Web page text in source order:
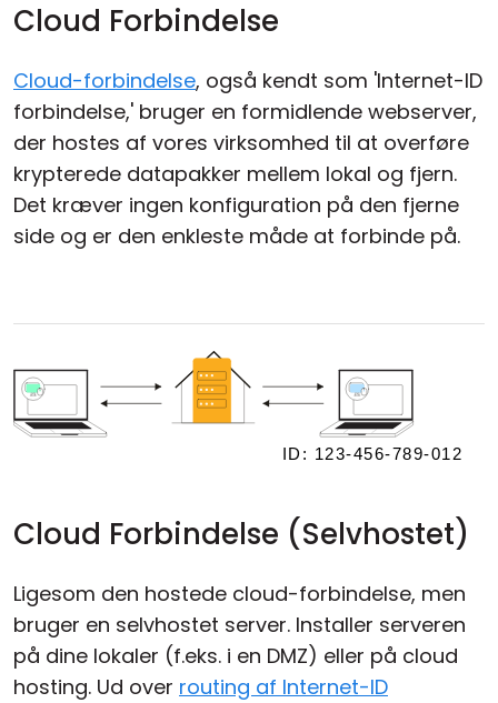
Cloud Forbindelse
Cloud-forbindelse, også kendt som 'Internet-ID
forbindelse,' bruger en formidlende webserver,
der hostes af vores virksomhed til at overføre
krypterede datapakker mellem lokal og fjern.
Det kræver ingen konfiguration på den fjerne
side og er den enkleste måde at forbinde på.
Cloud Forbindelse (Selvhostet)
Ligesom den hostede cloud-forbindelse, men
bruger en selvhostet server. Installer serveren
på dine lokaler (f.eks. i en DMZ) eller på cloud
hosting. Ud over routing af Internet-ID